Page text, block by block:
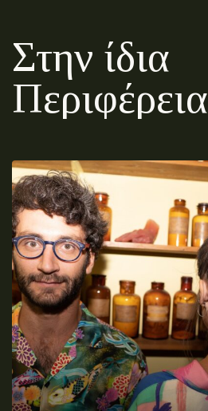
Στην ίδια
Περιφέρεια